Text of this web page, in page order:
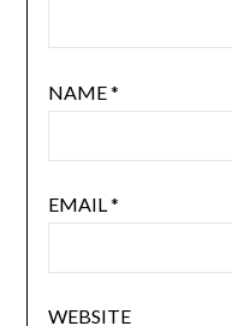
NAME*
EMAIL*
WEBSITE